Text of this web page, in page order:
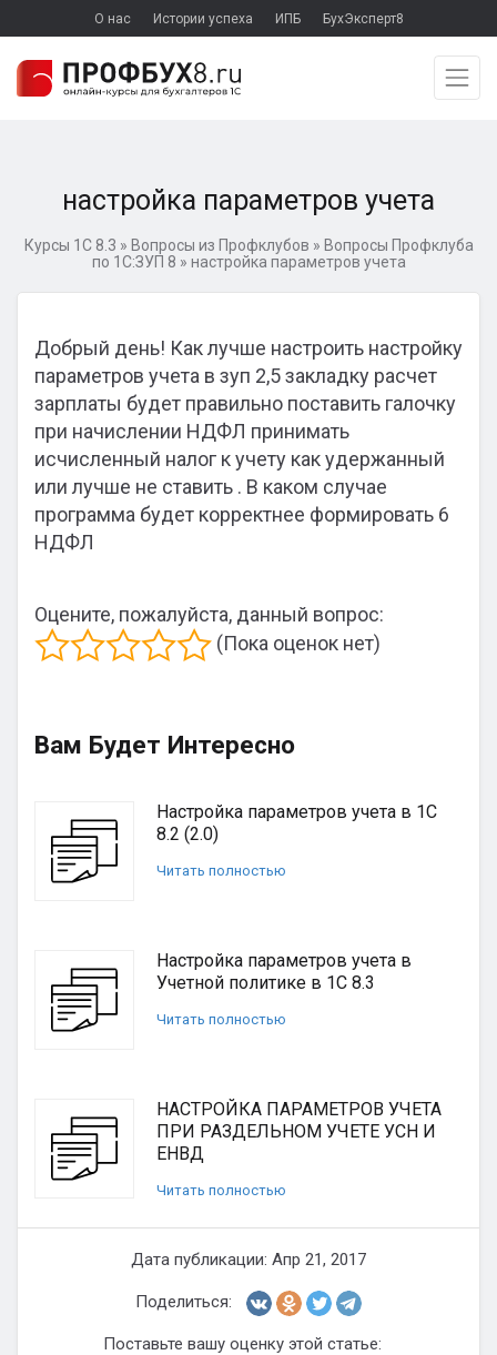
О нас Истории успеха ИПБ БухЭксперт8
настройка параметров учета
Курсы 1С 8.3 » Вопросы из Профклубов » Вопросы Профклуба
по 1С:ЗУП 8 » настройка параметров учета
Добрый день! Как лучше настроить настройку
параметров учета в зуп 2,5 закладку расчет
зарплаты будет правильно поставить галочку
при начислении НДФЛ принимать
исчисленный налог к учету как удержанный
или лучше не ставить . В каком случае
программа будет корректнее формировать 6
НДФЛ
Оцените, пожалуйста, данный вопрос:
(Пока оценок нет)
Вам Будет Интересно
Настройка параметров учета в 1С
8.2 (2.0)
Читать полностью
Настройка параметров учета в
Учетной политике в 1С 8.3
Читать полностью
НАСТРОЙКА ПАРАМЕТРОВ УЧЕТА
ПРИ РАЗДЕЛЬНОМ УЧЕТЕ УСН И
ЕНВД
Читать полностью
Дата публикации: Апр 21, 2017
Поделиться:
Поставьте вашу оценку этой статье: